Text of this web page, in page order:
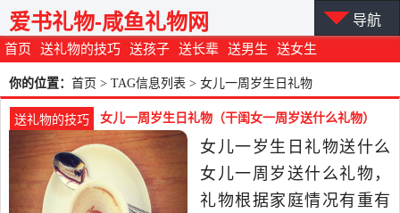
首页 送礼物的技巧 送孩子 送长辈 送男生 送女生
爱书礼物-咸鱼礼物网 导航
你的位置： 首页 > TAG信息列表 > 女儿一周岁生日礼物
送礼物的技巧 女儿一周岁生日礼物（干闺女一周岁送什么礼物）
女儿一岁生日礼物送什么
女儿一周岁送什么礼物，
礼物根据家庭情况有重有